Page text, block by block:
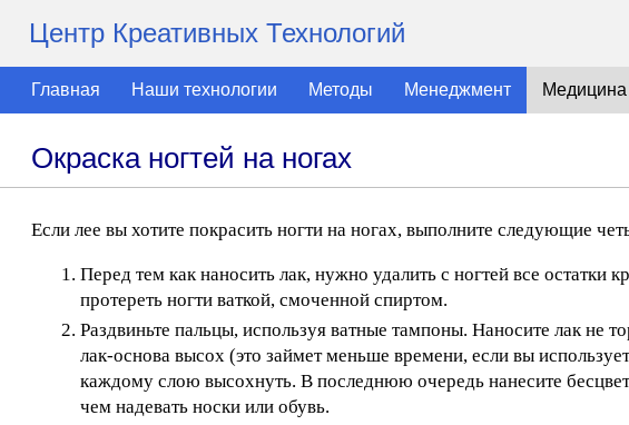
Центр Креативных Технологий
Главная Наши технологии Методы Менеджмент Медицина
Окраска ногтей на ногах
Если лее вы хотите покрасить ногти на ногах, выполните следующие
Перед тем как наносить лак, нужно удалить с ногтей все
протереть ногти ваткой, смоченной спиртом.
Раздвиньте пальцы, используя ватные тампоны. Наносите лак не
лак-основа высох (это займет меньше времени, если вы
каждому слою высохнуть. В последнюю очередь нанесите
чем надевать носки или обувь.